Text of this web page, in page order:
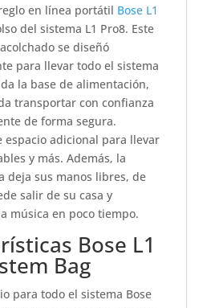
en línea portátil Bose L1
del sistema L1 Pro8. Este
se diseñó
para llevar todo el sistema
la base de alimentación,
transportar con confianza
de forma segura.
espacio adicional para llevar
y más. Además, la
deja sus manos libres, de
salir de su casa y
música en poco tiempo.
Bose L1
Bag
para todo el sistema Bose